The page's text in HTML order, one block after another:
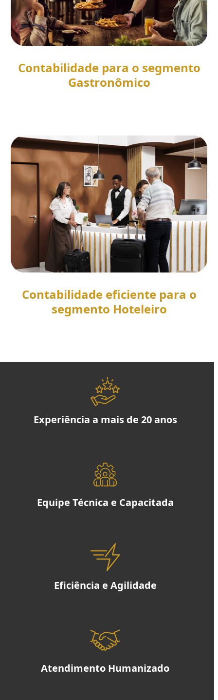
Contabilidade para o segmento
Gastronômico
Contabilidade eficiente para o
segmento Hoteleiro
Experiência a mais de 20 anos
Equipe Técnica e Capacitada
Eficiência e Agilidade
Atendimento Humanizado